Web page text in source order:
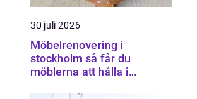
30 juli 2026
Möbelrenovering i
stockholm så får du
möblerna att hålla i